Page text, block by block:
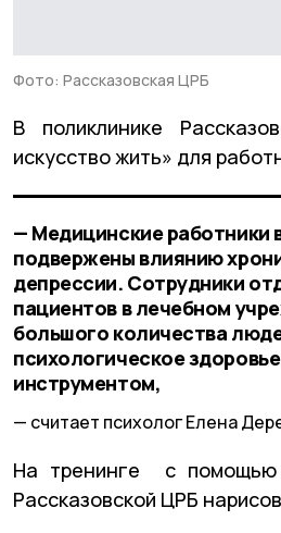
Фото: Рассказовская ЦРБ
В поликлинике
искусство жить» для
— Медицинские работники
подвержены влиянию
депрессии. Сотрудники
пациентов в лечебном
большого количества
психологическое
инструментом,
считает психолог Елена
На тренинге с помощью
Рассказовской ЦРБ